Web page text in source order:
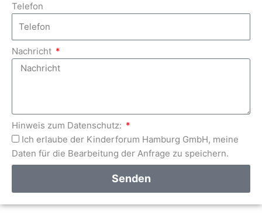
Telefon
Nachricht
Hinweis zum Datenschutz:
Ich erlaube der Kinderforum Hamburg GmbH, meine
Daten für die Bearbeitung der Anfrage zu speichern.
Senden